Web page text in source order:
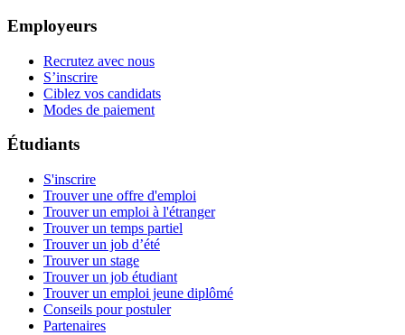
Employeurs
Recrutez avec nous
S’inscrire
Ciblez vos candidats
Modes de paiement
Étudiants
S'inscrire
Trouver une offre d'emploi
Trouver un emploi à l'étranger
Trouver un temps partiel
Trouver un job d’été
Trouver un stage
Trouver un job étudiant
Trouver un emploi jeune diplômé
Conseils pour postuler
Partenaires